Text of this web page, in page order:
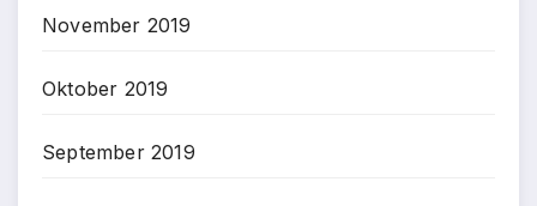
November 2019
Oktober 2019
September 2019